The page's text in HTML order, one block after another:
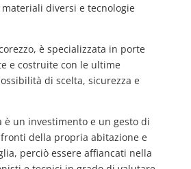
diversi e tecnologie
è specializzata in porte
e costruite con le ultime
di scelta, sicurezza e
è un investimento e un gesto di
della propria abitazione e
perciò essere affiancati nella